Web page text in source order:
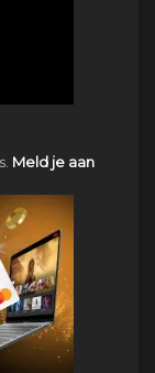
Meld je aan